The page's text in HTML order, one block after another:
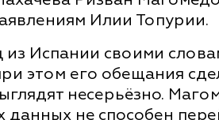
Илии Топурии.
из Испании своими
этом его обещания
несерьёзно.
данных не способен